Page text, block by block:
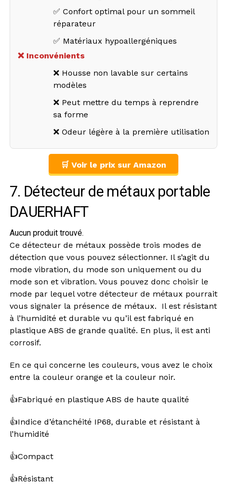
✅ Confort optimal pour un sommeil
réparateur
✅ Matériaux hypoallergéniques
❌ Inconvénients
❌ Housse non lavable sur certains
modèles
❌ Peut mettre du temps à reprendre
sa forme
❌ Odeur légère à la première utilisation
🛒 Voir le prix sur Amazon
7. Détecteur de métaux portable
DAUERHAFT
Aucun produit trouvé.
Ce détecteur de métaux possède trois modes de
détection que vous pouvez sélectionner. Il s’agit du
mode vibration, du mode son uniquement ou du
mode son et vibration. Vous pouvez donc choisir le
mode par lequel votre détecteur de métaux pourrait
vous signaler la présence de métaux. Il est résistant
à l’humidité et durable vu qu’il est fabriqué en
plastique ABS de grande qualité. En plus, il est anti
corrosif.
En ce qui concerne les couleurs, vous avez le choix
entre la couleur orange et la couleur noir.
👍Fabriqué en plastique ABS de haute qualité
👍Indice d’étanchéité IP68, durable et résistant à
l’humidité
👍Compact
👍Résistant